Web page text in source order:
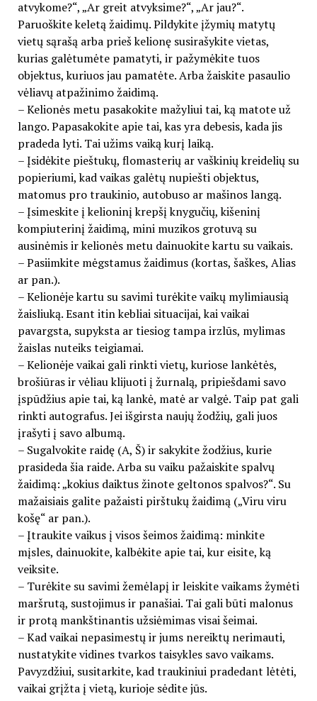
atvykome?“, „Ar greit atvyksime?“, „Ar jau?“.
Paruoškite keletą žaidimų. Pildykite įžymių matytų
vietų sąrašą arba prieš kelionę susirašykite vietas,
kurias galėtumėte pamatyti, ir pažymėkite tuos
objektus, kuriuos jau pamatėte. Arba žaiskite pasaulio
vėliavų atpažinimo žaidimą.
– Kelionės metu pasakokite mažyliui tai, ką matote už
lango. Papasakokite apie tai, kas yra debesis, kada jis
pradeda lyti. Tai užims vaiką kurį laiką.
– Įsidėkite pieštukų, flomasterių ar vaškinių kreidelių su
popieriumi, kad vaikas galėtų nupiešti objektus,
matomus pro traukinio, autobuso ar mašinos langą.
– Įsimeskite į kelioninį krepšį knygučių, kišeninį
kompiuterinį žaidimą, mini muzikos grotuvą su
ausinėmis ir kelionės metu dainuokite kartu su vaikais.
– Pasiimkite mėgstamus žaidimus (kortas, šaškes, Alias
ar pan.).
– Kelionėje kartu su savimi turėkite vaikų mylimiausią
žaisliuką. Esant itin kebliai situacijai, kai vaikai
pavargsta, supyksta ar tiesiog tampa irzlūs, mylimas
žaislas nuteiks teigiamai.
– Kelionėje vaikai gali rinkti vietų, kuriose lankėtės,
brošiūras ir vėliau klijuoti į žurnalą, pripiešdami savo
įspūdžius apie tai, ką lankė, matė ar valgė. Taip pat gali
rinkti autografus. Jei išgirsta naujų žodžių, gali juos
įrašyti į savo albumą.
– Sugalvokite raidę (A, Š) ir sakykite žodžius, kurie
prasideda šia raide. Arba su vaiku pažaiskite spalvų
žaidimą: „kokius daiktus žinote geltonos spalvos?“. Su
mažaisiais galite pažaisti pirštukų žaidimą („Viru viru
košę“ ar pan.).
– Įtraukite vaikus į visos šeimos žaidimą: minkite
mįsles, dainuokite, kalbėkite apie tai, kur eisite, ką
veiksite.
– Turėkite su savimi žemėlapį ir leiskite vaikams žymėti
maršrutą, sustojimus ir panašiai. Tai gali būti malonus
ir protą mankštinantis užsiėmimas visai šeimai.
– Kad vaikai nepasimestų ir jums nereiktų nerimauti,
nustatykite vidines tvarkos taisykles savo vaikams.
Pavyzdžiui, susitarkite, kad traukiniui pradedant lėtėti,
vaikai grįžta į vietą, kurioje sėdite jūs.